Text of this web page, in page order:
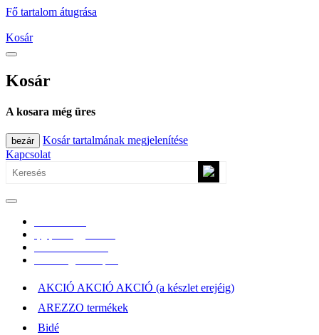
Fő tartalom átugrása
Kosár
Kosár
A kosara még üres
bezár
Kosár tartalmának megjelenítése
Kapcsolat
AKCIÓ AKCIÓ AKCIÓ (a készlet erejéig)
AREZZO termékek
Bidé